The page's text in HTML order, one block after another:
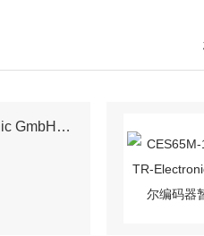
德国帝尔TR-Electronic GmbH编码器